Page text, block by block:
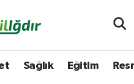
Sağlık Eğitim